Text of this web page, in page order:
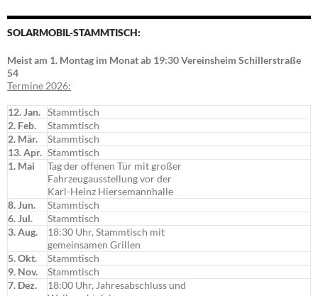
SOLARMOBIL-STAMMTISCH:
Meist am 1. Montag im Monat ab 19:30 Vereinsheim Schillerstraße
54
Termine 2026:
12. Jan. Stammtisch
2. Feb.
Stammtisch
2. Mär.
Stammtisch
13. Apr. Stammtisch
1. Mai
Tag der offenen Tür mit großer
Fahrzeugausstellung vor der
Karl-Heinz Hiersemannhalle
8. Jun.
Stammtisch
6. Jul.
Stammtisch
3. Aug.
18:30 Uhr, Stammtisch mit
gemeinsamen Grillen
5. Okt.
Stammtisch
9. Nov.
Stammtisch
7. Dez.
18:00 Uhr, Jahresabschluss und